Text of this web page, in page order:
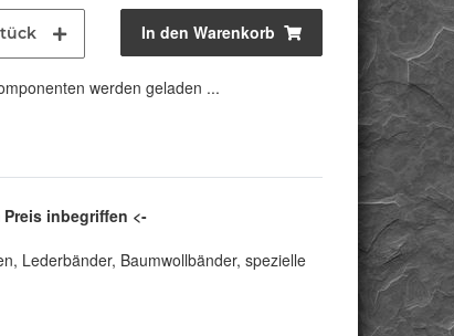
In den Warenkorb
werden geladen ...
inbegriffen <-
Lederbänder, Baumwollbänder, spezielle